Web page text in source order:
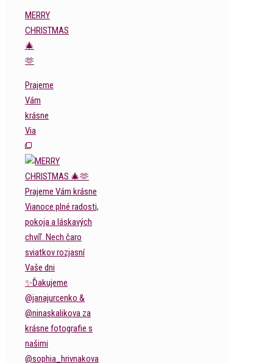
MERRY
CHRISTMAS
🎄
🫶
Prajeme
Vám
krásne
Via